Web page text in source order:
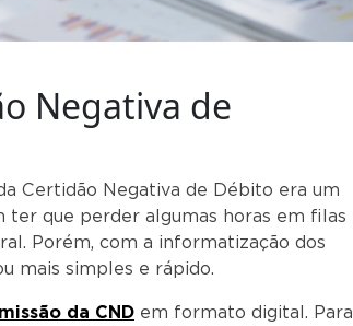
Negativa de
Certidão Negativa de Débito era um
ter que perder algumas horas em filas
Porém, com a informatização dos
mais simples e rápido.
da CND em formato digital. Para